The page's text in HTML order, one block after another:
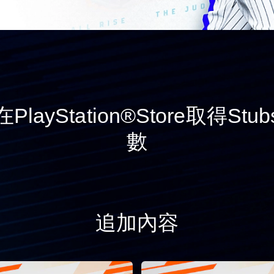
PlayStation®Store取得
數
追加內容